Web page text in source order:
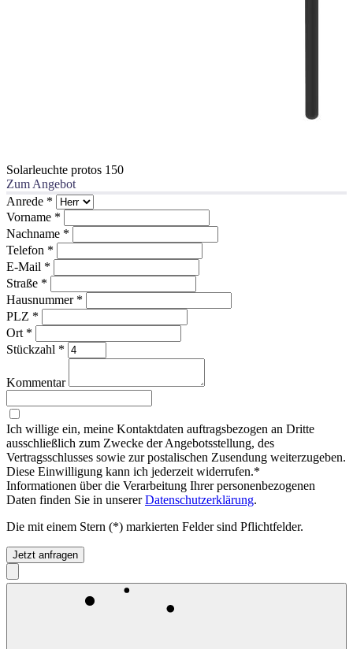
Solarleuchte protos 150
Zum Angebot
Anrede *
Vorname *
Nachname *
Telefon *
E-Mail *
Straße *
Hausnummer *
PLZ *
Ort *
Stückzahl *
Kommentar
Ich willige ein, meine Kontaktdaten auftragsbezogen an Dritte
ausschließlich zum Zwecke der Angebotsstellung, des
Vertragsschlusses sowie zur postalischen Zusendung weiterzugeben.
Diese Einwilligung kann ich jederzeit widerrufen.*
Informationen über die Verarbeitung Ihrer personenbezogenen
Daten finden Sie in unsererDatenschutzerklärung.
Die mit einem Stern (*) markierten Felder sind Pflichtfelder.
Jetzt anfragen